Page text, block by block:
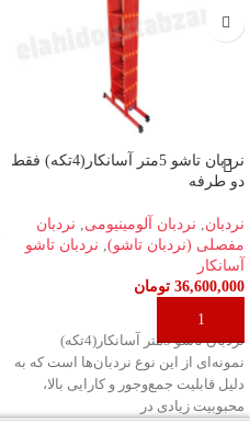
نردبان تاشو 5متر آسانکار(4تکه) فقط
دو طرفه
نردبان, نردبان آلومینیومی, نردبان
مفصلی (نردبان تاشو), نردبان تاشو
آسانکار
36,600,000 تومان
افزودن به سبد خرید
نردبان تاشو 5متر آسانکار(4تکه)
نمونه‌ای از این نوع نردبان‌ها است که به
دلیل قابلیت جمع‌وجور و کارایی بالا،
محبوبیت زیادی در